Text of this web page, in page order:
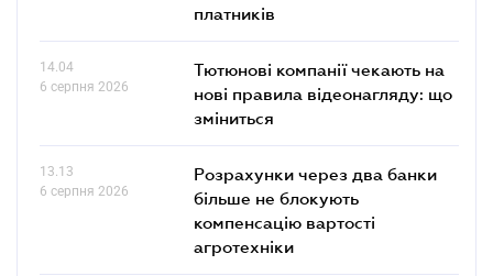
платників
14.04
6 серпня 2026
Тютюнові компанії чекають на
нові правила відеонагляду: що
зміниться
13.13
6 серпня 2026
Розрахунки через два банки
більше не блокують
компенсацію вартості
агротехніки